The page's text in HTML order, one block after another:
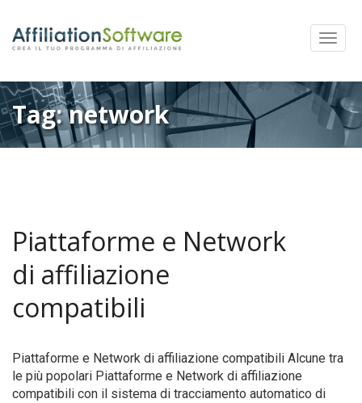
Menu
Tag:network
Piattaforme e Network
di affiliazione
compatibili
Piattaforme e Network di affiliazione compatibili Alcune tra
le più popolari Piattaforme e Network di affiliazione
compatibili con il sistema di tracciamento automatico di